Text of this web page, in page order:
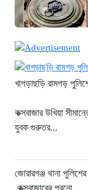
খাগড়াছড়ি রামগড়
কক্সবাজার উখিয়া
যুবক গুরুতর...
জোরারগঞ্জ থানা
কক্সবাজারের পুরনো...